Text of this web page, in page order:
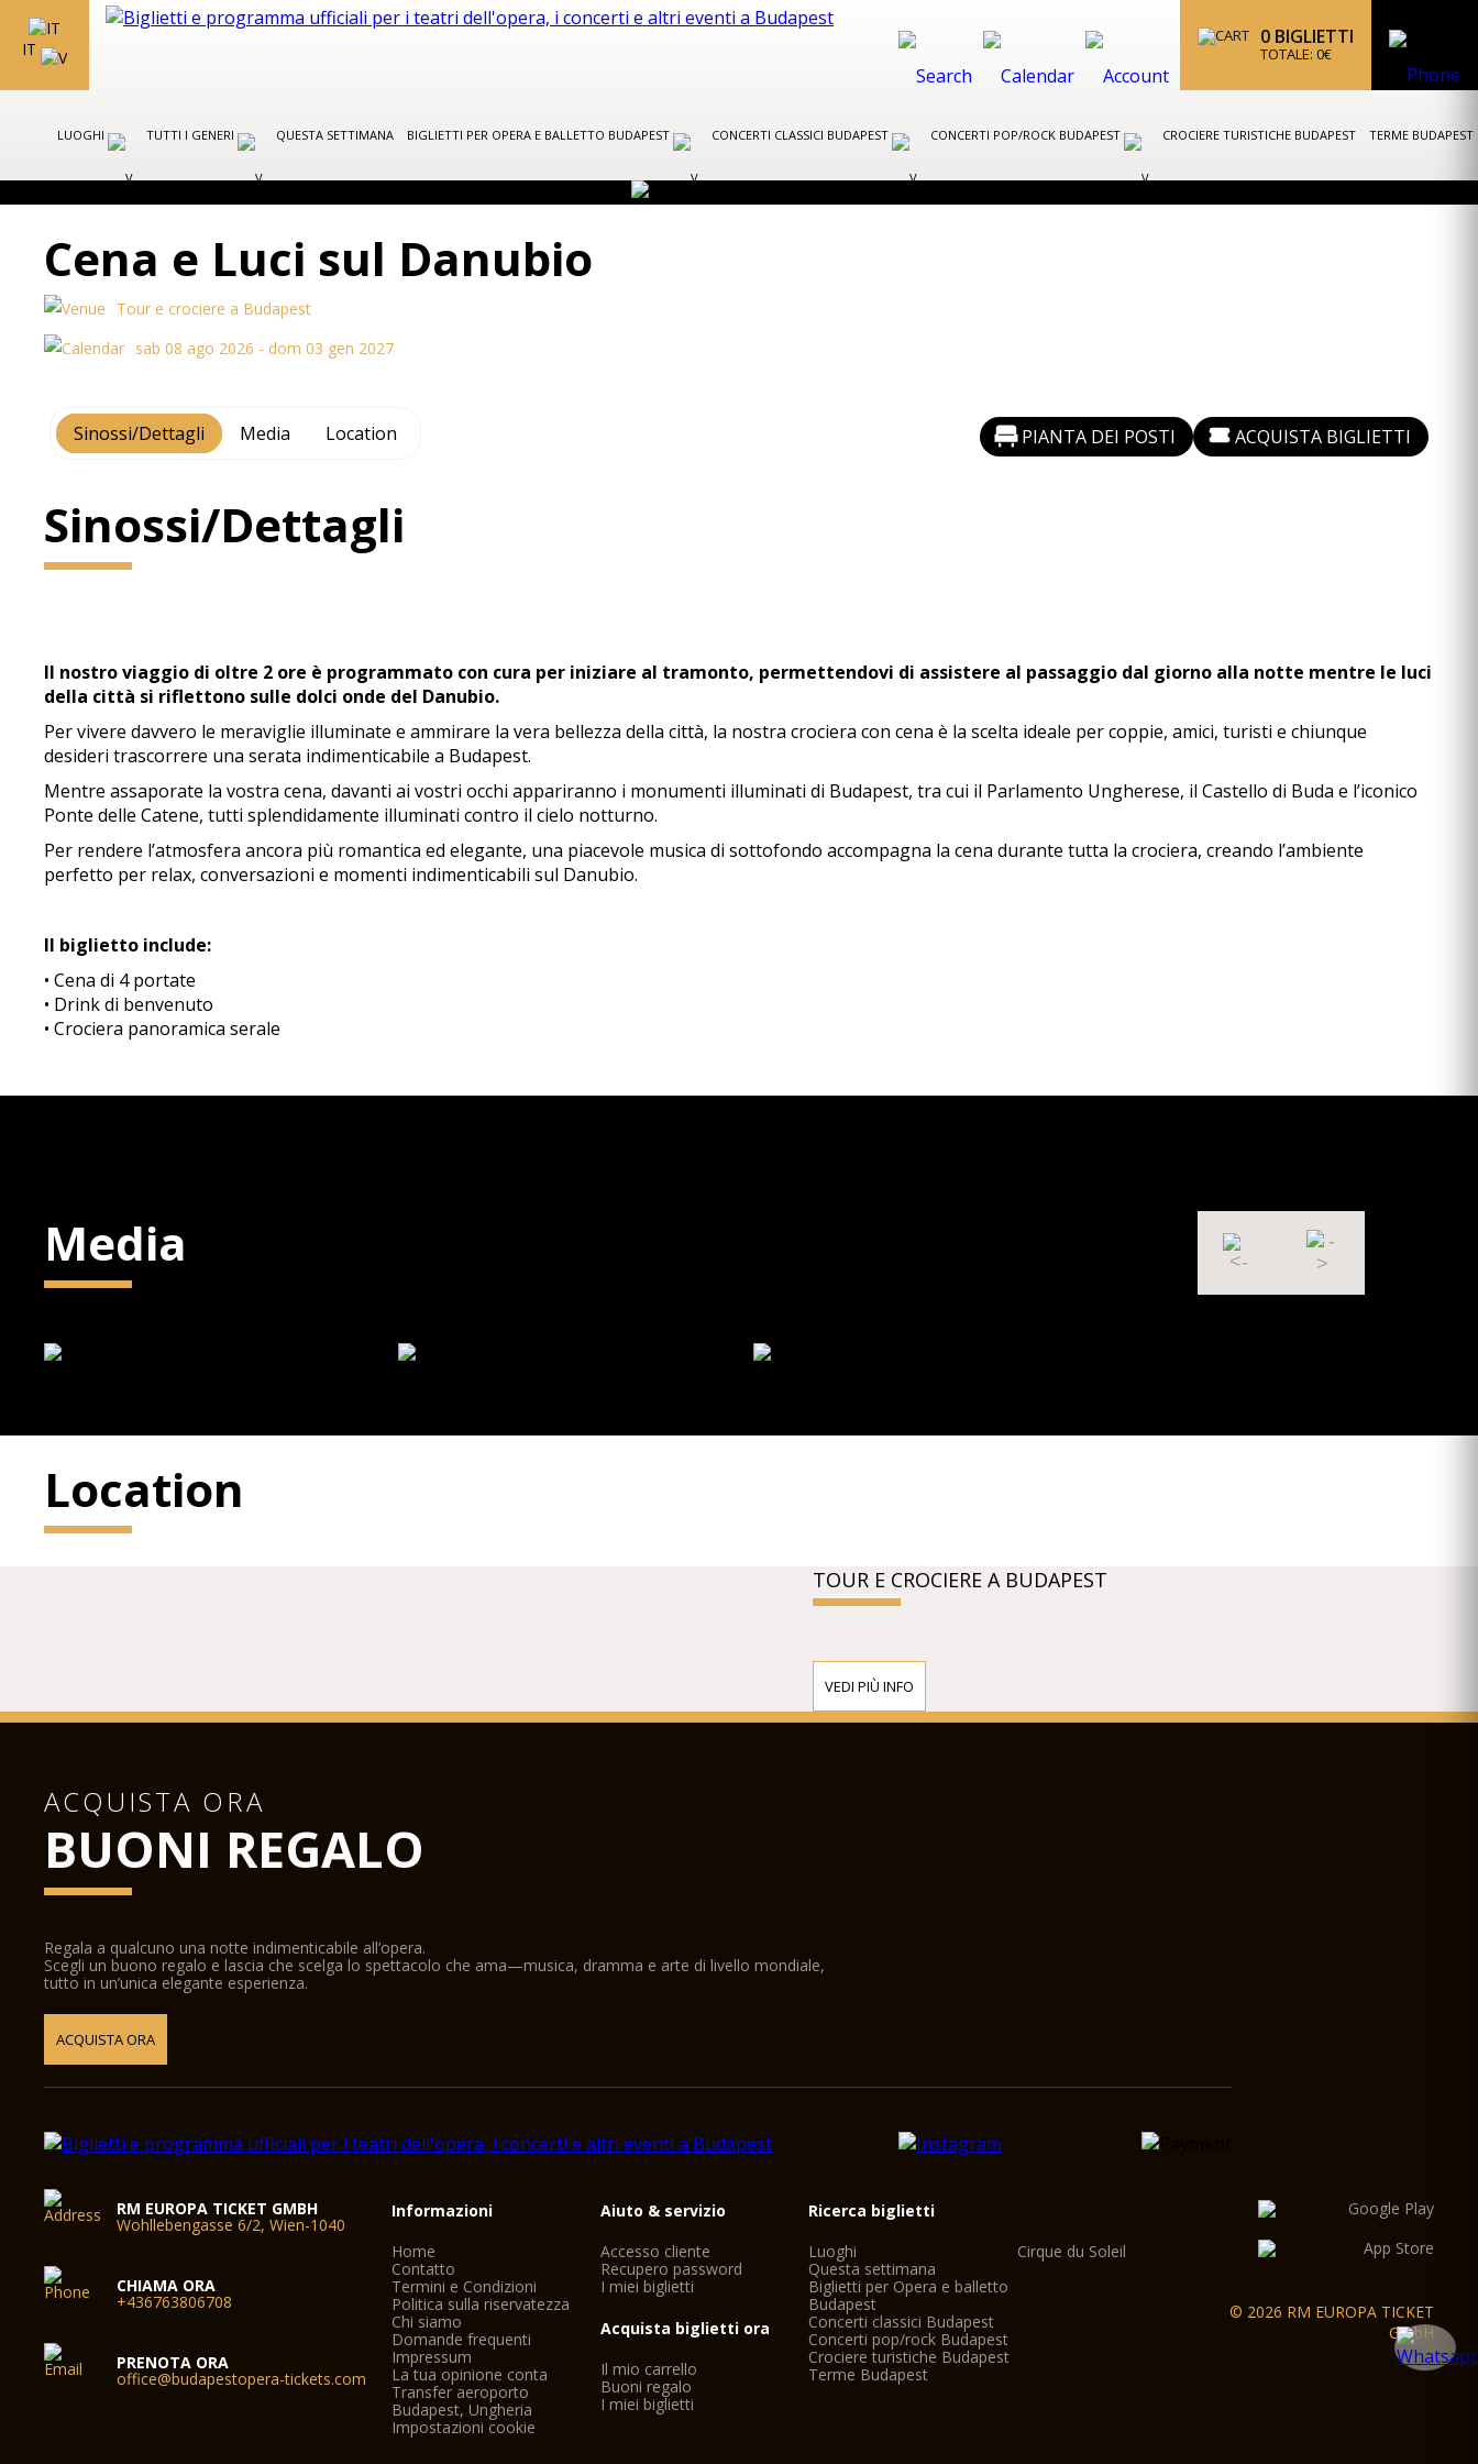
IT
0 BIGLIETTI
TOTALE: 0€
LUOGHI TUTTI I GENERI QUESTA SETTIMANA BIGLIETTI PER OPERA E BALLETTO BUDAPEST CONCERTI CLASSICI BUDAPEST CONCERTI POP/ROCK BUDAPEST CROCIERE TURISTICHE BUDAPEST TERME BUDAPEST
Cena e Luci sul Danubio
Tour e crociere a Budapest
sab 08 ago 2026 - dom 03 gen 2027
Sinossi/Dettagli Media Location PIANTA DEI POSTI ACQUISTA BIGLIETTI
Sinossi/Dettagli
Il nostro viaggio di oltre 2 ore è programmato con cura per iniziare al tramonto, permettendovi di assistere al passaggio dal giorno alla notte mentre le luci
della città si riflettono sulle dolci onde del Danubio.
Per vivere davvero le meraviglie illuminate e ammirare la vera bellezza della città, la nostra crociera con cena è la scelta ideale per coppie, amici, turisti e chiunque
desideri trascorrere una serata indimenticabile a Budapest.
Mentre assaporate la vostra cena, davanti ai vostri occhi appariranno i monumenti illuminati di Budapest, tra cui il Parlamento Ungherese, il Castello di Buda e l’iconico
Ponte delle Catene, tutti splendidamente illuminati contro il cielo notturno.
Per rendere l’atmosfera ancora più romantica ed elegante, una piacevole musica di sottofondo accompagna la cena durante tutta la crociera, creando l’ambiente
perfetto per relax, conversazioni e momenti indimenticabili sul Danubio.
Il biglietto include:
• Cena di 4 portate
• Drink di benvenuto
• Crociera panoramica serale
Media
Location
TOUR E CROCIERE A BUDAPEST
VEDI PIÙ INFO
ACQUISTA ORA
BUONI REGALO
Regala a qualcuno una notte indimenticabile all’opera.
Scegli un buono regalo e lascia che scelga lo spettacolo che ama—musica, dramma e arte di livello mondiale,
tutto in un’unica elegante esperienza.
ACQUISTA ORA
RM EUROPA TICKET GMBH
Wohllebengasse 6/2, Wien-1040
CHIAMA ORA
+436763806708
PRENOTA ORA
office@budapestopera-tickets.com
Informazioni
Home
Contatto
Termini e Condizioni
Politica sulla riservatezza
Chi siamo
Domande frequenti
Impressum
La tua opinione conta
Transfer aeroporto
Budapest, Ungheria
Impostazioni cookie
Aiuto & servizio
Accesso cliente
Recupero password
I miei biglietti
Acquista biglietti ora
Il mio carrello
Buoni regalo
I miei biglietti
Ricerca biglietti
Luoghi
Questa settimana
Biglietti per Opera e balletto
Budapest
Concerti classici Budapest
Concerti pop/rock Budapest
Crociere turistiche Budapest
Terme Budapest
Cirque du Soleil
© 2026 RM EUROPA TICKET
GmbH